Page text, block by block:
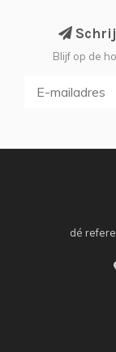
Blijf op de
dé